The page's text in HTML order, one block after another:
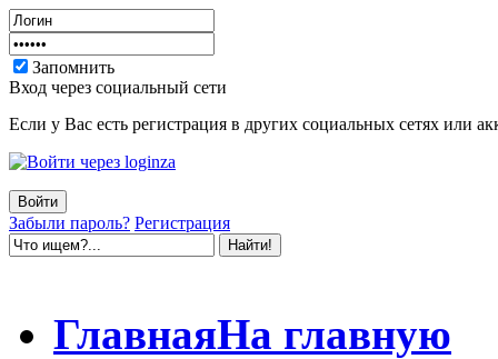
Запомнить
Вход через социальный сети
Если у Вас есть регистрация в других социальных сетях или
Забыли пароль? Регистрация
ГлавнаяНа главную